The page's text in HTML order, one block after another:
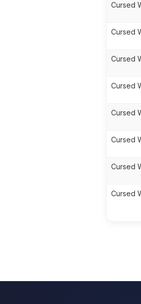
Cursed
Cursed
Cursed
Cursed
Cursed
Cursed
Cursed
Cursed